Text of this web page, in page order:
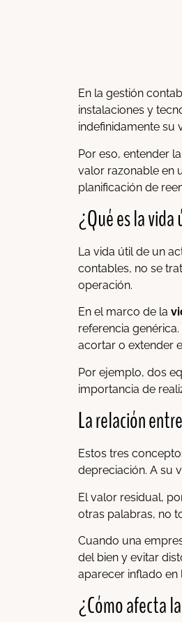
En la gestión
instalaciones y
indefinidamente su
Por eso, entender la
valor razonable en
planificación de
¿Qué es la
La vida útil de un
contables, no se
operación.
En el marco de la
referencia
acortar o extender
Por ejemplo, dos
importancia de
La relación
Estos tres
depreciación. A su
El valor residual,
otras palabras, no
Cuando una
del bien y evitar
aparecer inflado
¿Cómo afecta